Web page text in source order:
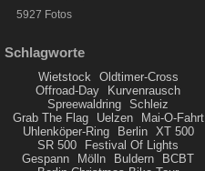
5927 Fotos
Schlagworte
Wietstock
Oldtimer-Cross
Offroad-Day
Kurvenrausch
Spreewaldring
Schleiz
Grab The Flag
Uelzen
Mai-O-Fahrt
Uhlenköper-Ring
Berlin
XT 500
SR 500
Festival Of Lights
Gespann
Mölln Buldern
BCBT